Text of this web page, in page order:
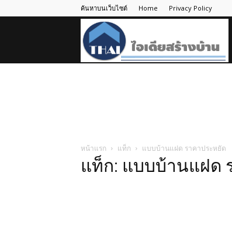
ค้นหาบนเว็บไซต์ Home Privacy Policy
หน้าแรก แท็ก แบบบ้านแฝด ราคาประหยัด
แท็ก: แบบบ้านแฝด